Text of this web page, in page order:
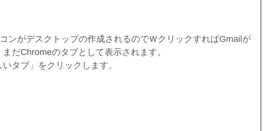
ンがデスクトップの作成されるのでＷクリックすればGmailが
だChromeのタブとして表示されます。
いタブ」をクリックします。